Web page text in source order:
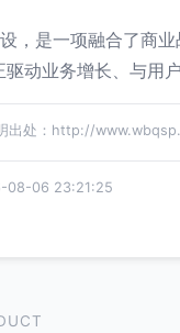
，是一项融合了商
驱动业务增长、与用
出处：http://
08-06 23:21:25